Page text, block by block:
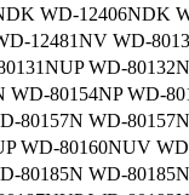
WD-12406NDK
12481NV WD-
WD-
80154NP WD-
80157N WD-
WD-80160NUV
80185N WD-